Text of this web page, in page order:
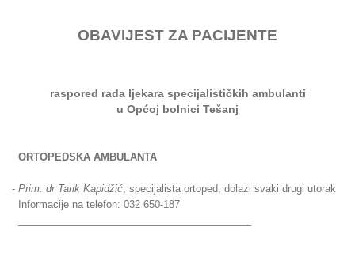
OBAVIJEST ZA PACIJENTE
raspored rada ljekara specijalističkih ambulanti
u Općoj bolnici Tešanj
ORTOPEDSKA AMBULANTA
- Prim. dr Tarik Kapidžić, specijalista ortoped, dolazi svaki drugi utorak
Informacije na telefon: 032 650-187